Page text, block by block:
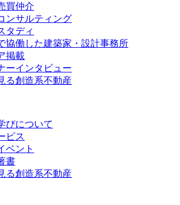
買仲介
ンサルティング
タディ
協働した建築家・設計事務所
掲載
ーインタビュー
る創造系不動産
びについて
ビス
ベント
書
る創造系不動産